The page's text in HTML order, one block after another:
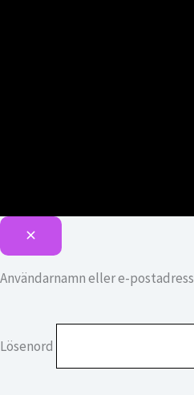
Användarnamn eller e-postadress
Lösenord